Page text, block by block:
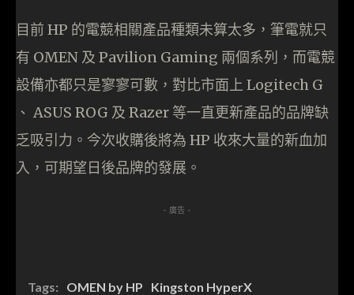
目前 HP 的電競相關產品種類未算太多，筆電就只
有 OMEN 及 Pavilion Gaming 兩個系列，而電競
設備亦都只是寥寥可數，對比市面上 Logitech G
、 ASUS ROG 及 Razer 等一直更新產品的品牌缺
乏吸引力。今次收購後將為 HP 收來大量的新血加
入，可期望日後品牌的發展。
- 廣告 -
Tags: OMEN by HP Kingston HyperX